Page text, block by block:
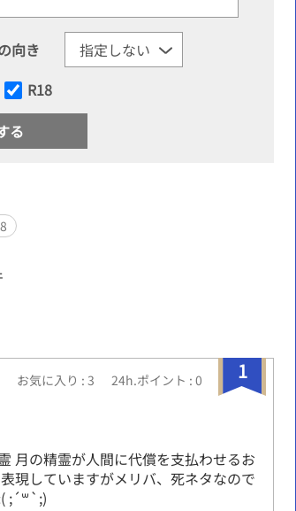
向き
R18
1
お気に入り : 3 24h.ポイント : 0
月の精霊が人間に代償を支払わせるお
現していますがメリバ、死ネタなので
;´꒳`;)